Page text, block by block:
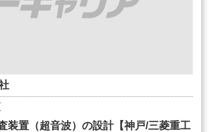
装置（超音波）の設計【神戸/三菱重工